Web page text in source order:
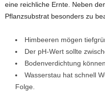
eine reichliche Ernte. Neben
Pflanzsubstrat besonders zu
Himbeeren mögen
Der pH-Wert sollte
Bodenverdichtung
Wasserstau hat schnell
Folge.